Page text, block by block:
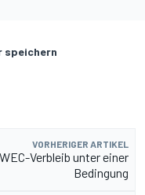
speichern
VORHERIGER ARTIKEL
Verbleib unter einer
Bedingung